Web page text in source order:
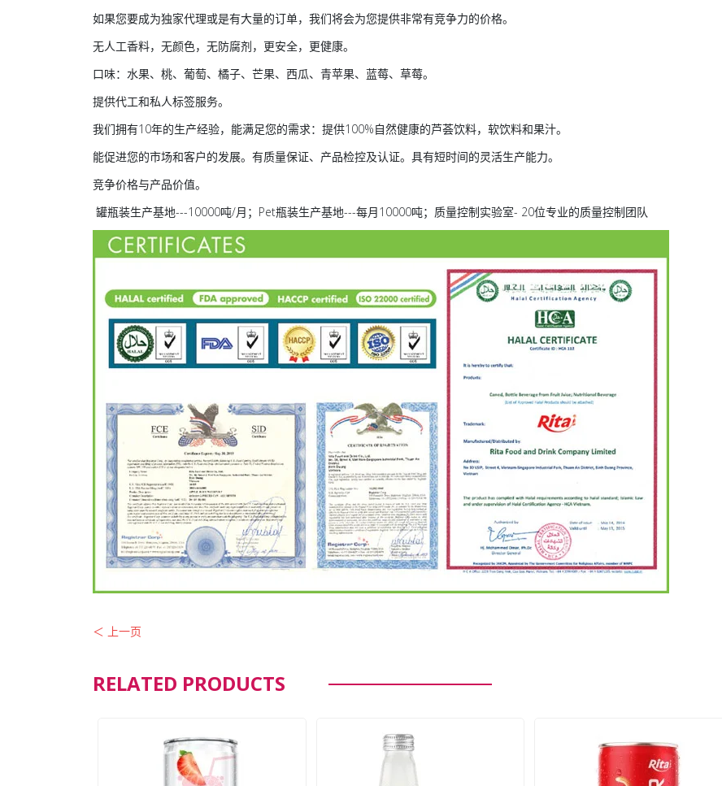
如果您要成为独家代理或是有大量的订单，我们将会为您提供非常有竞争力的价格。
无人工香料，无颜色，无防腐剂，更安全，更健康。
口味：水果、桃、葡萄、橘子、芒果、西瓜、青苹果、蓝莓、草莓。
提供代工和私人标签服务。
我们拥有10年的生产经验，能满足您的需求：提供100%自然健康的芦荟饮料，软饮料和果汁。
能促进您的市场和客户的发展。有质量保证、产品检控及认证。具有短时间的灵活生产能力。
竞争价格与产品价值。
罐瓶装生产基地---10000吨/月；Pet瓶装生产基地---每月10000吨；质量控制实验室- 20位专业的质量控制团队
＜ 上一页
RELATED PRODUCTS